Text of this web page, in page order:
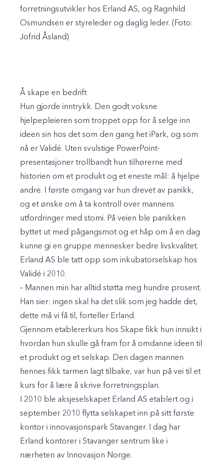
forretningsutvikler hos Erland AS, og Ragnhild
Osmundsen er styreleder og daglig leder. (Foto:
Jofrid Åsland)
Å skape en bedrift
Hun gjorde inntrykk. Den godt voksne
hjelpepleieren som troppet opp for å selge inn
ideen sin hos det som den gang het iPark, og som
nå er Validé. Uten svulstige PowerPoint-
presentasjoner trollbandt hun tilhørerne med
historien om et produkt og et eneste mål: å hjelpe
andre. I første omgang var hun drevet av panikk,
og et ønske om å ta kontroll over mannens
utfordringer med stomi. På veien ble panikken
byttet ut med pågangsmot og et håp om å en dag
kunne gi en gruppe mennesker bedre livskvalitet.
Erland AS ble tatt opp som inkubatorselskap hos
Validé i 2010.
– Mannen min har alltid støtta meg hundre prosent.
Han sier: ingen skal ha det slik som jeg hadde det,
dette må vi få til, forteller Erland.
Gjennom etablererkurs hos Skape fikk hun innsikt i
hvordan hun skulle gå fram for å omdanne ideen til
et produkt og et selskap. Den dagen mannen
hennes fikk tarmen lagt tilbake, var hun på vei til et
kurs for å lære å skrive forretningsplan.
I 2010 ble aksjeselskapet Erland AS etablert og i
september 2010 flytta selskapet inn på sitt første
kontor i innovasjonspark Stavanger. I dag har
Erland kontorer i Stavanger sentrum like i
nærheten av Innovasjon Norge.